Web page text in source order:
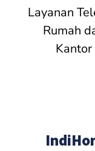
Layanan
Rumah
Kantor